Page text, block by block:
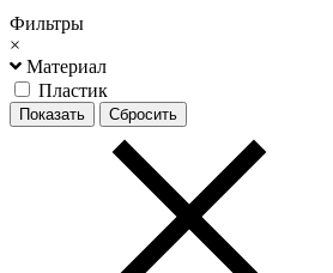
Фильтры
×
Материал
Пластик